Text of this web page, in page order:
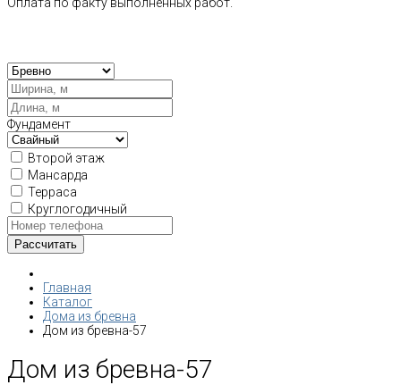
Фундамент
Второй этаж
Мансарда
Терраса
Круглогодичный
Главная
Каталог
Дома из бревна
Дом из бревна-57
Дом из бревна-57